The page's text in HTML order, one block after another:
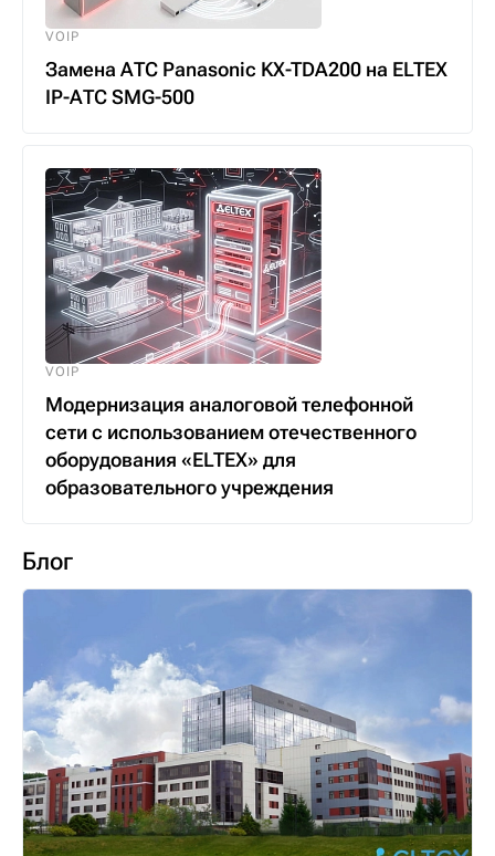
VOIP
Замена АТС Panasonic KX-TDA200 на ELTEX
IP-АТС SMG-500
VOIP
Модернизация аналоговой телефонной
сети с использованием отечественного
оборудования «ELTEX» для
образовательного учреждения
Блог